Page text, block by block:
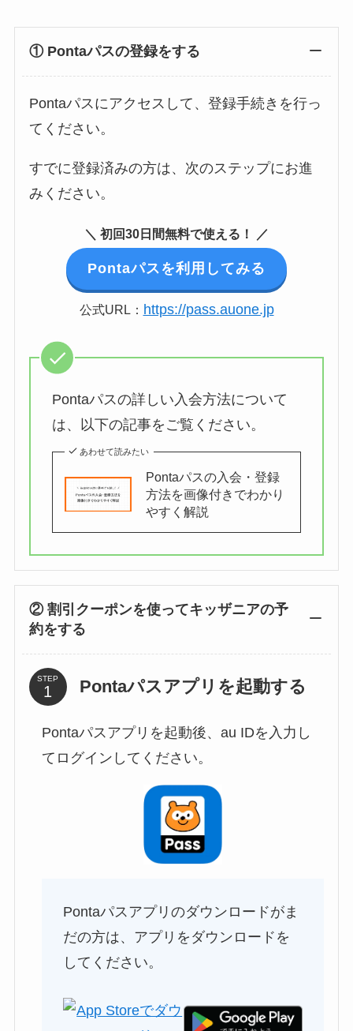
① Pontaパスの登録をする
Pontaパスにアクセスして、登録手続きを行っ
てください。
すでに登録済みの方は、次のステップにお進
みください。
＼ 初回30日間無料で使える！ ／
Pontaパスを利用してみる
公式URL： https://pass.auone.jp
Pontaパスの詳しい入会方法について
は、以下の記事をご覧ください。
あわせて読みたい
Pontaパスの入会・登録
方法を画像付きでわかり
やすく解説
② 割引クーポンを使ってキッザニアの予
約をする
STEP Pontaパスアプリを起動する
Pontaパスアプリを起動後、au IDを入力し
てログインしてください。
Pontaパスアプリのダウンロードがま
だの方は、アプリをダウンロードを
してください。